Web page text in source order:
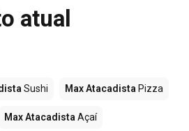
atual
Sushi Max Atacadista Pizza
Max Atacadista Açaí